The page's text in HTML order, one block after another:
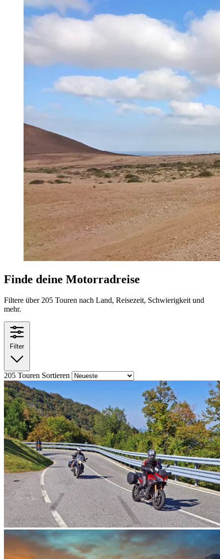
Finde deine Motorradreise
Filtere über 205 Touren nach Land, Reisezeit, Schwierigkeit und
mehr.
Filter
205 Touren Sortieren